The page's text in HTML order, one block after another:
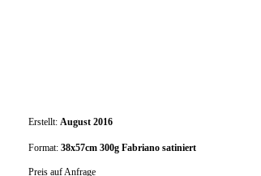
Erstellt: August 2016
Format: 38x57cm 300g Fabriano satiniert
Preis auf Anfrage